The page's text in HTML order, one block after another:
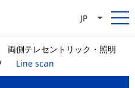
JP
両側テレセントリック・照明
Line scan